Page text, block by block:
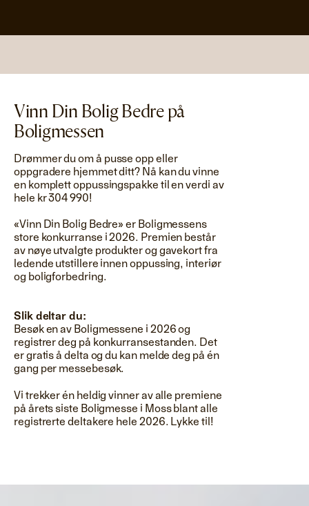
Vinn Din Bolig Bedre på
Boligmessen
Drømmer du om å pusse opp eller
oppgradere hjemmet ditt? Nå kan du vinne
en komplett oppussingspakke til en verdi av
hele kr 304 990!
«Vinn Din Bolig Bedre» er Boligmessens
store konkurranse i 2026. Premien består
av nøye utvalgte produkter og gavekort fra
ledende utstillere innen oppussing, interiør
og boligforbedring.
Slik deltar du:
Besøk en av Boligmessene i 2026 og
registrer deg på konkurransestanden. Det
er gratis å delta og du kan melde deg på én
gang per messebesøk.
Vi trekker én heldig vinner av alle premiene
på årets siste Boligmesse i Moss blant alle
registrerte deltakere hele 2026. Lykke til!